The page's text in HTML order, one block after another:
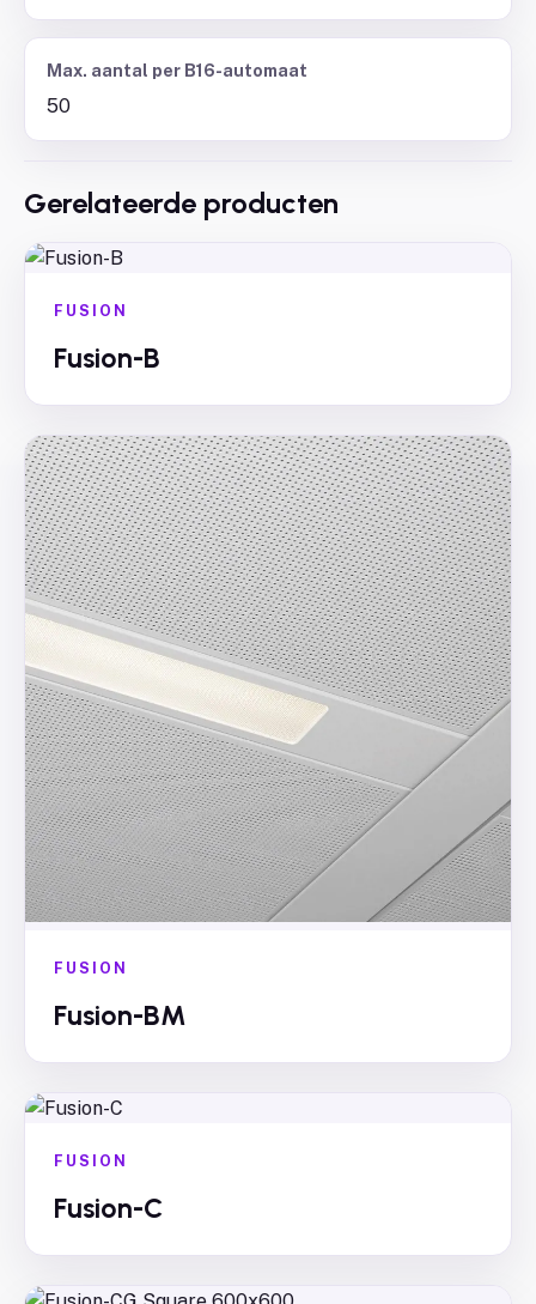
Max. aantal per B16-automaat
50
Gerelateerde producten
FUSION
Fusion-B
FUSION
Fusion-BM
FUSION
Fusion-C